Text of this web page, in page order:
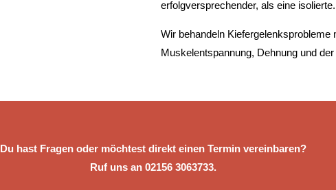
erfolgversprechender, als eine isolierte.
Wir behandeln
Muskelentspannung, Dehnung und
Du hast Fragen oder möchtest direkt einen Termin vereinbaren?
Ruf uns an 02156 3063733.